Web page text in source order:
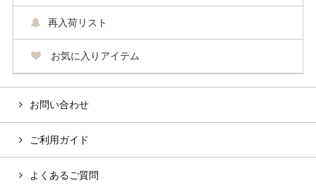
再入荷リスト
お気に入りアイテム
お問い合わせ
ご利用ガイド
よくあるご質問